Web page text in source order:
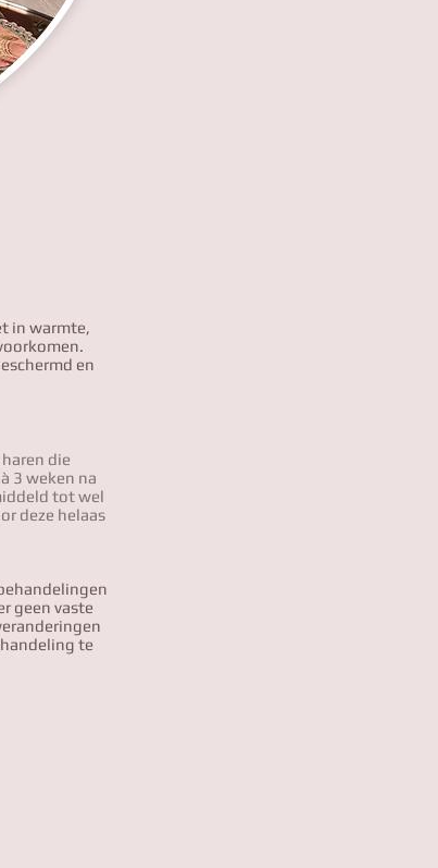
in warmte,
en
die
3 weken na
tot wel
deze helaas
geen vaste
te